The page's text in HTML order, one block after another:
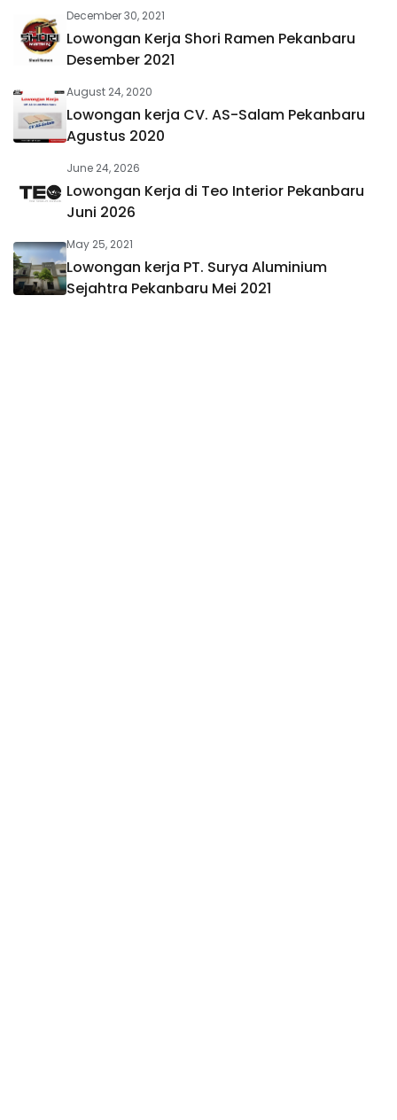
December 30, 2021
Lowongan Kerja Shori Ramen Pekanbaru
Desember 2021
August 24, 2020
Lowongan kerja CV. AS-Salam Pekanbaru
Agustus 2020
June 24, 2026
Lowongan Kerja di Teo Interior Pekanbaru
Juni 2026
May 25, 2021
Lowongan kerja PT. Surya Aluminium
Sejahtra Pekanbaru Mei 2021